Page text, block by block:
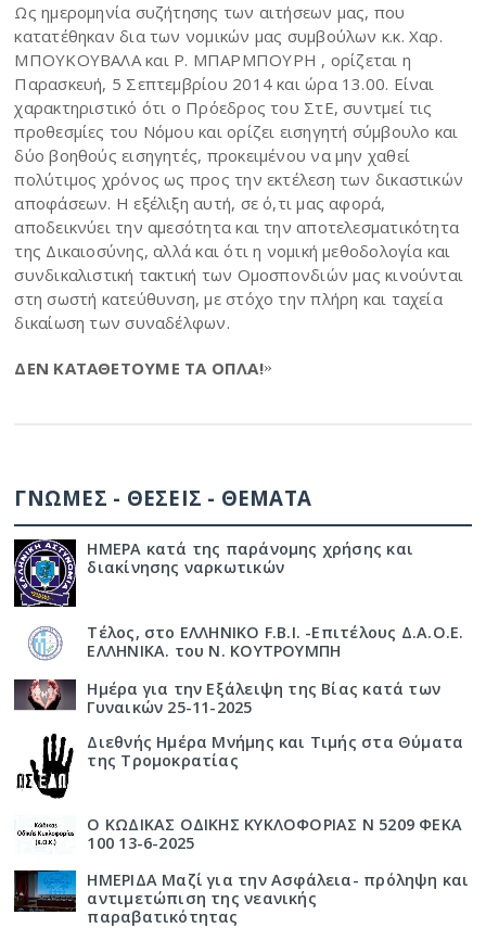
Ως ημερομηνία συζήτησης των αιτήσεων μας, που
κατατέθηκαν δια των νομικών μας συμβούλων κ.κ. Χαρ.
ΜΠΟΥΚΟΥΒΑΛΑ και Ρ. ΜΠΑΡΜΠΟΥΡΗ , ορίζεται η
Παρασκευή, 5 Σεπτεμβρίου 2014 και ώρα 13.00. Είναι
χαρακτηριστικό ότι ο Πρόεδρος του ΣτΕ, συντμεί τις
προθεσμίες του Νόμου και ορίζει εισηγητή σύμβουλο και
δύο βοηθούς εισηγητές, προκειμένου να μην χαθεί
πολύτιμος χρόνος ως προς την εκτέλεση των δικαστικών
αποφάσεων. Η εξέλιξη αυτή, σε ό,τι μας αφορά,
αποδεικνύει την αμεσότητα και την αποτελεσματικότητα
της Δικαιοσύνης, αλλά και ότι η νομική μεθοδολογία και
συνδικαλιστική τακτική των Ομοσπονδιών μας κινούνται
στη σωστή κατεύθυνση, με στόχο την πλήρη και ταχεία
δικαίωση των συναδέλφων.
ΔΕΝ ΚΑΤΑΘΕΤΟΥΜΕ ΤΑ ΟΠΛΑ!»
ΓΝΩΜΕΣ - ΘΕΣΕΙΣ - ΘΕΜΑΤΑ
ΗΜΕΡΑ κατά της παράνομης χρήσης και
διακίνησης ναρκωτικών
Τέλος, στο ΕΛΛΗΝΙΚΟ F.B.I. -Επιτέλους Δ.Α.Ο.Ε.
ΕΛΛΗΝΙΚΑ. του Ν. ΚΟΥΤΡΟΥΜΠΗ
Ημέρα για την Εξάλειψη της Βίας κατά των
Γυναικών 25-11-2025
Διεθνής Ημέρα Μνήμης και Τιμής στα Θύματα
της Τρομοκρατίας
Ο ΚΩΔΙΚΑΣ ΟΔΙΚΗΣ ΚΥΚΛΟΦΟΡΙΑΣ Ν 5209 ΦΕΚΑ
100 13-6-2025
ΗΜΕΡΙΔΑ Μαζί για την Ασφάλεια- πρόληψη και
αντιμετώπιση της νεανικής
παραβατικότητας